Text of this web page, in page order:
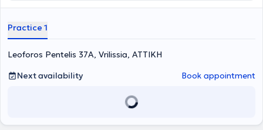
(LOS), Videonystagmography (VNG), Vestibular Evoked Myogenic
Practice 1
Leoforos Pentelis 37A, Vrilissia, ΑΤΤΙΚΗ
Next availability
Book appointment